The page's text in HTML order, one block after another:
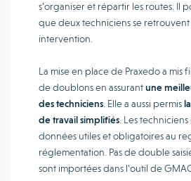
s’organiser et répartir les routes. Il
que deux techniciens se retrouvent
intervention.
La mise en place de Praxedo a mis
de doublons en assurantune
des techniciens . Elle a aussi permis
de travail simplifiés . Les
données utiles et obligatoires au
réglementation. Pas de double
sont importées dans l’outil de